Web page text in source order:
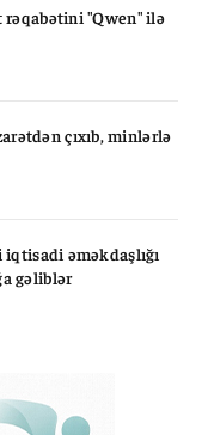
"Qwen" ilə
çıxıb, minlərlə
əməkdaşlığı
gəliblər